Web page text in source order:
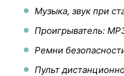
Музыка, звук при
Проигрыватель:
Ремни
Пульт